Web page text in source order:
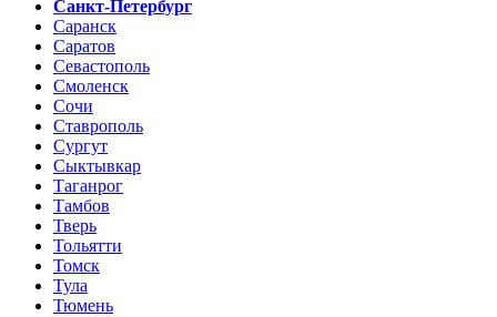
Санкт-Петербург
Саранск
Саратов
Севастополь
Смоленск
Сочи
Ставрополь
Сургут
Сыктывкар
Таганрог
Тамбов
Тверь
Тольятти
Томск
Тула
Тюмень